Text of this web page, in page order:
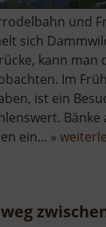
und
sich
kann man
Im
ist ein
Bänke
ein... »